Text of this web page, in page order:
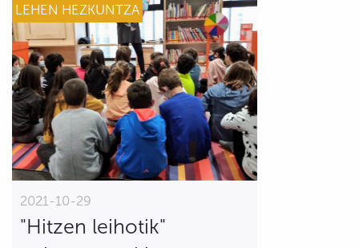
LEHEN HEZKUNTZA
2021-10-29
"Hitzen leihotik"